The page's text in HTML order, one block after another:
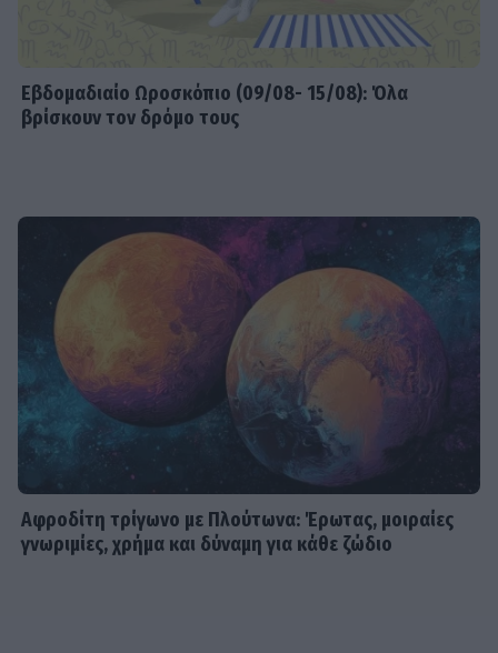
Εβδομαδιαίo Ωροσκόπιο (09/08- 15/08): Όλα
βρίσκουν τον δρόμο τους
Αφροδίτη τρίγωνο με Πλούτωνα: Έρωτας, μοιραίες
γνωριμίες, χρήμα και δύναμη για κάθε ζώδιο